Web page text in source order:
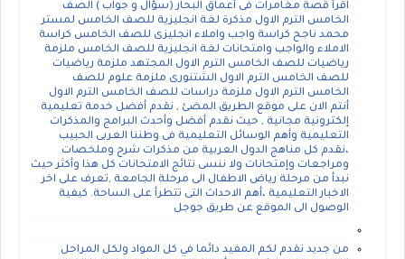
اقرأ قصة مغامرات فى أعماق البحار (سؤال و جواب ) الصف
الخامس الترم الاول مذكرة لغة انجليزية للصف الخامس لمستر
محمد ناجح كراسة واجب واملاء انجليزى للصف الخامس كراسة
الاملاء والواجب وامتحانات لغة انجليزية للصف الخامس ملزمة
رياضيات للصف الخامس الترم الاول المجتهد ملزمة رياضيات
للصف الخامس الترم الاول الشتنورى ملزمة علوم للصف
الخامس الترم الاول ملزمة دراسات للصف الخامس الترم الاول
أنتم الان على موقع الطريق المضئ , نقدم أفضل خدمة تعليمية
إلكترونية مجانية , حيث نقدم أفضل وأحدث البرامج والمذكرات
التعليمية وأهم الوسائل التعليمية فى وطننا العربى الحبيب
،نقدم كل مناهج الدول العربية من مذكرات شرح وملخصات
ومراجعات وإمتحانات ولا ننسى نتائج الامتحانات كل هذا وأكثر حيث
نبدأ من مرحلة رياض الاطفال الى مرحلة الجامعة ,تعرف على اخر
الاخبار التعليمية ،أهم الاحداث التى تتطرأ على الساحة. كيفية
الوصول الى الموقع عن طريق جوجل
من جديد نقدم لكم المفيد دائما في كل المواد ولكل المراحل